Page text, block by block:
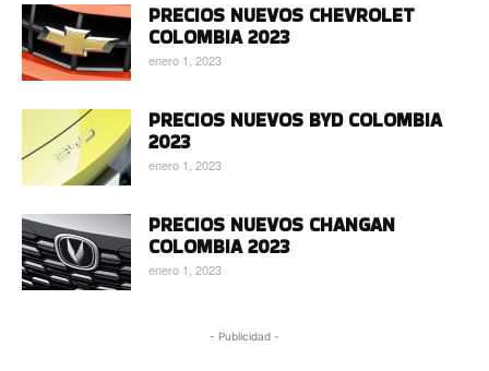
PRECIOS NUEVOS CHEVROLET
COLOMBIA 2023
enero 1, 2023
PRECIOS NUEVOS BYD COLOMBIA
2023
enero 1, 2023
PRECIOS NUEVOS CHANGAN
COLOMBIA 2023
enero 1, 2023
- Publicidad -